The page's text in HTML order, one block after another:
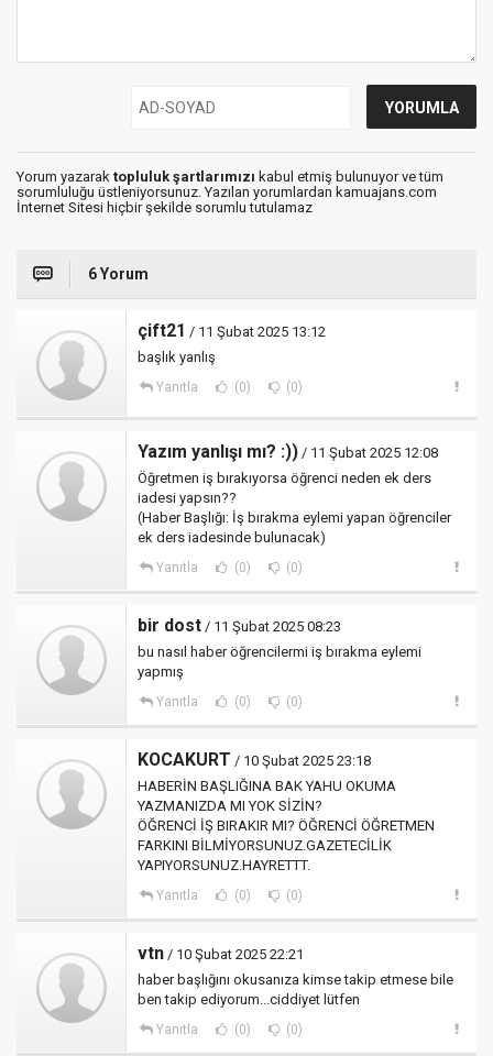
Yorum yazarak topluluk şartlarımızı kabul etmiş bulunuyor ve tüm
sorumluluğu üstleniyorsunuz. Yazılan yorumlardan kamuajans.com
İnternet Sitesi hiçbir şekilde sorumlu tutulamaz
6 Yorum
çift21 / 11 Şubat 2025 13:12
başlık yanlış
Yanıtla (0) (0)
Yazım yanlışı mı? :)) / 11 Şubat 2025 12:08
Öğretmen iş bırakıyorsa öğrenci neden ek ders
iadesi yapsın??
(Haber Başlığı: İş bırakma eylemi yapan öğrenciler
ek ders iadesinde bulunacak)
Yanıtla (0) (0)
bir dost / 11 Şubat 2025 08:23
bu nasıl haber öğrencilermi iş bırakma eylemi
yapmış
Yanıtla (0) (0)
KOCAKURT / 10 Şubat 2025 23:18
HABERİN BAŞLIĞINA BAK YAHU OKUMA
YAZMANIZDA MI YOK SİZİN?
ÖĞRENCİ İŞ BIRAKIR MI? ÖĞRENCİ ÖĞRETMEN
FARKINI BİLMİYORSUNUZ.GAZETECİLİK
YAPIYORSUNUZ.HAYRETTT.
Yanıtla (0) (0)
vtn / 10 Şubat 2025 22:21
haber başlığını okusanıza kimse takip etmese bile
ben takip ediyorum...ciddiyet lütfen
Yanıtla (0) (0)